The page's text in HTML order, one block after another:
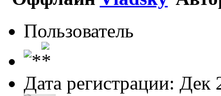
Пользователь
Дата регистрации: Дек